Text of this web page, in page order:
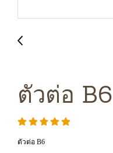
ตัวต่อ B6
ตัวต่อ B6